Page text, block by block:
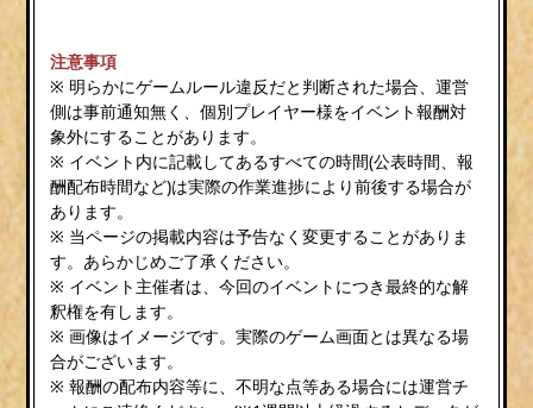
注意事項
※ 明らかにゲームルール違反だと判断された場合、運営
側は事前通知無く、個別プレイヤー様をイベント報酬対
象外にすることがあります。
※ イベント内に記載してあるすべての時間(公表時間、報
酬配布時間など)は実際の作業進捗により前後する場合が
あります。
※ 当ページの掲載内容は予告なく変更することがありま
す。あらかじめご了承ください。
※ イベント主催者は、今回のイベントにつき最終的な解
釈権を有します。
※ 画像はイメージです。実際のゲーム画面とは異なる場
合がございます。
※ 報酬の配布内容等に、不明な点等ある場合には運営チ